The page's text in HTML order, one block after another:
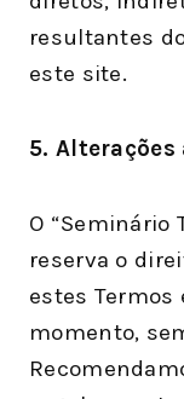
resultantes
este site.
5. Alterações
O “Seminário
reserva o
estes Termos
momento,